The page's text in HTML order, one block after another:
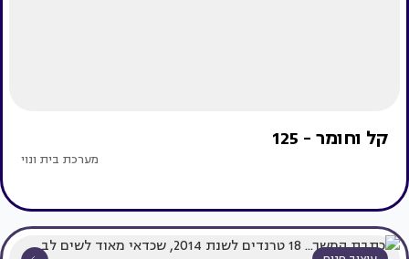
קל וחומר - 125
מערכת בית ונוי